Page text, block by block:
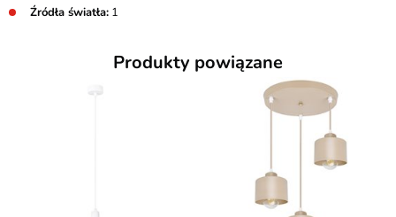
Źródła światła: 1
Produkty powiązane